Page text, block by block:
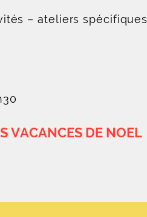
– ateliers spécifiques
VACANCES DE NOEL